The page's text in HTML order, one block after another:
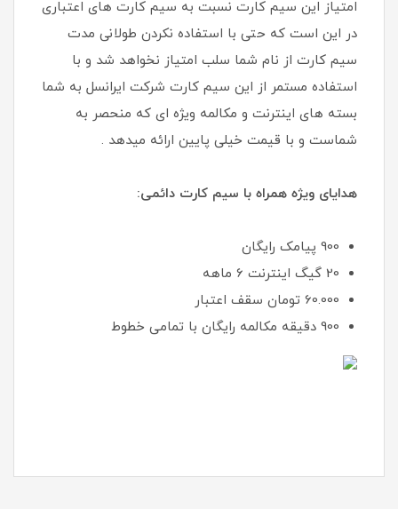
امتیاز این سیم کارت نسبت به سیم کارت های اعتباری
در این است که حتی با استفاده نکردن طولانی مدت
سیم کارت از نام شما سلب امتیاز نخواهد شد و با
استفاده مستمر از این سیم کارت شرکت ایرانسل به شما
بسته های اینترنت و مکالمه ویژه ای که منحصر به
شماست و با قیمت خیلی پایین ارائه میدهد .
هدایای ویژه همراه با سیم کارت دائمی:
900 پیامک رایگان
20 گیگ اینترنت 6 ماهه
60.000 تومان سقف اعتبار
900 دقیقه مکالمه رایگان با تمامی خطوط